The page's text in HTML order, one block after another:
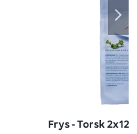
Frys - Torsk